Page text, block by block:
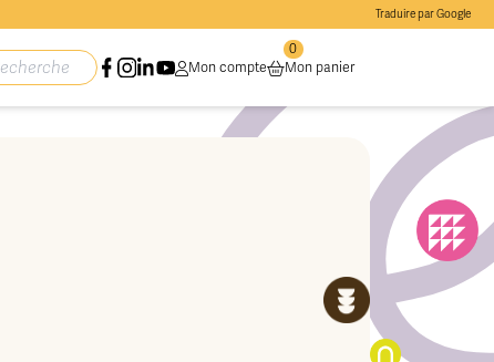
Traduire par Google
Mon compte Mon panier
0